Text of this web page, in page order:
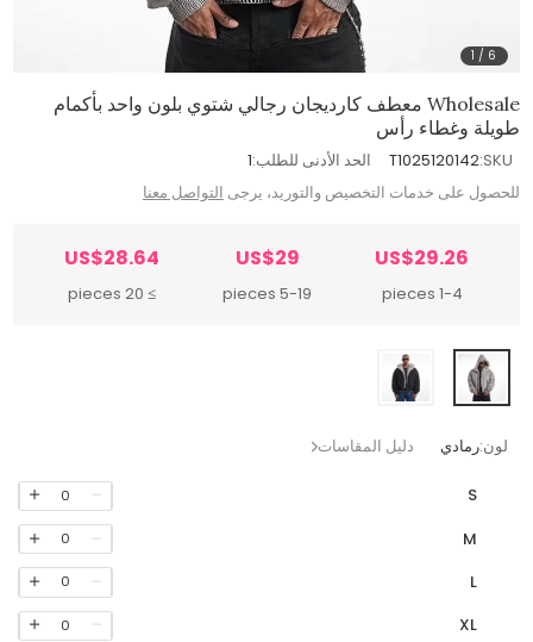
1 / 6
Wholesale معطف كارديجان رجالي شتوي بلون واحد بأكمام
طويلة وغطاء رأس
SKU:
T1025120142 الحد الأدنى للطلب:1
للحصول على خدمات التخصيص والتوريد، يرجى التواصل معنا
US$29.26
1-4 pieces
US$29
5-19 pieces
US$28.64
≥ 20 pieces
لون:رمادي دليل المقاسات
S
0
M
0
L
0
XL
0